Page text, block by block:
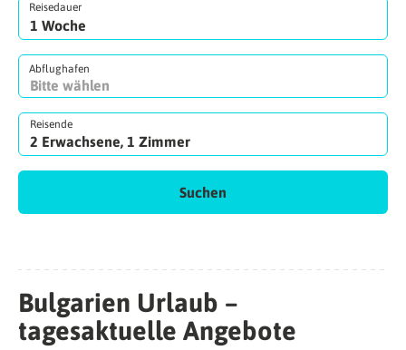
Reisedauer
Abflughafen
Reisende
2 Erwachsene, 1 Zimmer
Suchen
Bulgarien Urlaub –
tagesaktuelle Angebote